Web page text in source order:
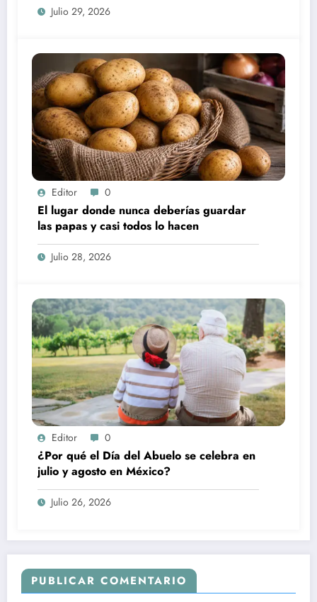
Julio 29, 2026
Editor 0
El lugar donde nunca deberías guardar
las papas y casi todos lo hacen
Julio 28, 2026
Editor 0
¿Por qué el Día del Abuelo se celebra en
julio y agosto en México?
Julio 26, 2026
PUBLICAR COMENTARIO